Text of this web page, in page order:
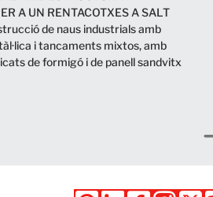
A UN RENTACOTXES A SALT
de naus industrials amb
i tancaments mixtos, amb
de formigó i de panell sandvitx